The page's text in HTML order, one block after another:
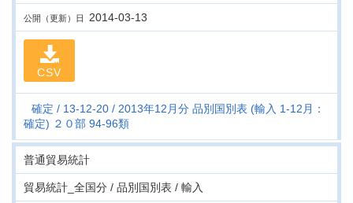
公開（更新）日 2014-03-13
CSV
確定 13-12-20
2013年12月分 品別国別表 (輸入 1-12月：
確定) ２０部 94-96類
普通貿易統計
貿易統計_全国分 / 品別国別表 / 輸入